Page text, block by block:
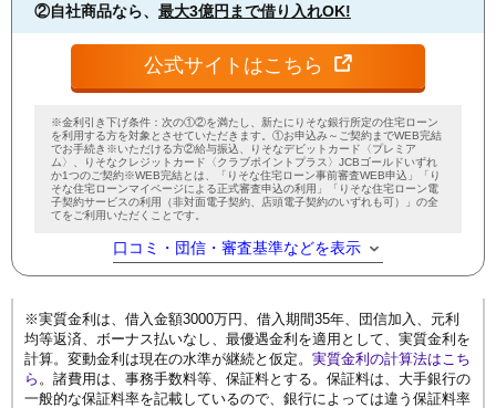
②自社商品なら、 最大3億円まで借り入れOK!
公式サイトはこちら
※金利引き下げ条件：次の①②を満たし、新たにりそな銀行所定の住宅ローン
を利用する方を対象とさせていただきます。①お申込み～ご契約までWEB完結
でお手続き※いただける方②給与振込、りそなデビットカード〈プレミア
ム〉、りそなクレジットカード〈クラブポイントプラス〉JCBゴールドいずれ
か1つのご契約※WEB完結とは、「りそな住宅ローン事前審査WEB申込」「り
そな住宅ローンマイページによる正式審査申込の利用」「りそな住宅ローン電
子契約サービスの利用（非対面電子契約、店頭電子契約のいずれも可）」の全
てをご利用いただくことです。
口コミ・団信・審査基準などを表示
※実質金利は、借入金額3000万円、借入期間35年、団信加入、元利
均等返済、ボーナス払いなし、最優遇金利を適用として、実質金利を
計算。変動金利は現在の水準が継続と仮定。 実質金利の計算法はこち
ら 。諸費用は、事務手数料等、保証料とする。保証料は、大手銀行の
一般的な保証料率を記載しているので、銀行によっては違う保証料率